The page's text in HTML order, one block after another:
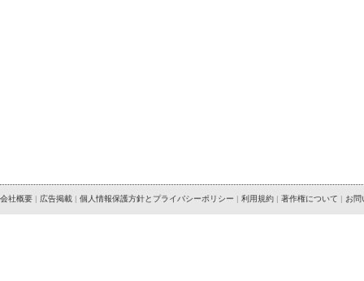
会社概要 | 広告掲載 | 個人情報保護方針とプライバシーポリシー | 利用規約 | 著作権について | お問